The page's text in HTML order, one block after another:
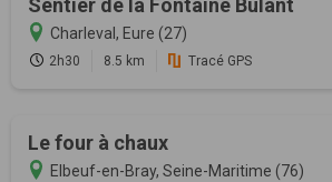
Sentier de la Fontaine Bulant
Charleval, Eure (27)
2h30 8.5 km Tracé GPS
Le four à chaux
Elbeuf-en-Bray, Seine-Maritime (76)